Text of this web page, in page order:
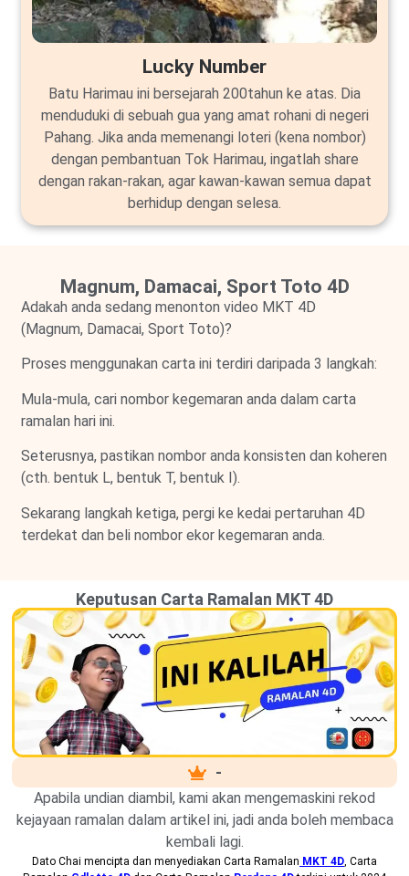
Lucky Number
Batu Harimau ini bersejarah 200tahun ke atas. Dia
menduduki di sebuah gua yang amat rohani di negeri
Pahang. Jika anda memenangi loteri (kena nombor)
dengan pembantuan Tok Harimau, ingatlah share
dengan rakan-rakan, agar kawan-kawan semua dapat
berhidup dengan selesa.
Magnum, Damacai, Sport Toto 4D
Adakah anda sedang menonton video MKT 4D
(Magnum, Damacai, Sport Toto)?
Proses menggunakan carta ini terdiri daripada 3 langkah:
Mula-mula, cari nombor kegemaran anda dalam carta
ramalan hari ini.
Seterusnya, pastikan nombor anda konsisten dan koheren
(cth. bentuk L, bentuk T, bentuk I).
Sekarang langkah ketiga, pergi ke kedai pertaruhan 4D
terdekat dan beli nombor ekor kegemaran anda.
Keputusan Carta Ramalan MKT 4D
-
Apabila undian diambil, kami akan mengemaskini rekod
kejayaan ramalan dalam artikel ini, jadi anda boleh membaca
kembali lagi.
Dato Chai mencipta dan menyediakan Carta Ramalan MKT 4D, Carta